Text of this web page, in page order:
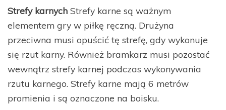
Strefy karnych Strefy karne są ważnym
elementem gry w piłkę ręczną. Drużyna
przeciwna musi opuścić tę strefę, gdy wykonuje
się rzut karny. Również bramkarz musi pozostać
wewnątrz strefy karnej podczas wykonywania
rzutu karnego. Strefy karne mają 6 metrów
promienia i są oznaczone na boisku.